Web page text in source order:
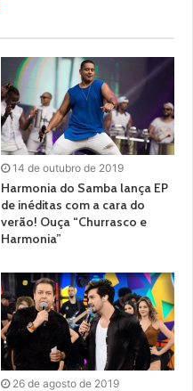
14 de outubro de 2019
Harmonia do Samba lança EP
de inéditas com a cara do
verão! Ouça “Churrasco e
Harmonia”
26 de agosto de 2019